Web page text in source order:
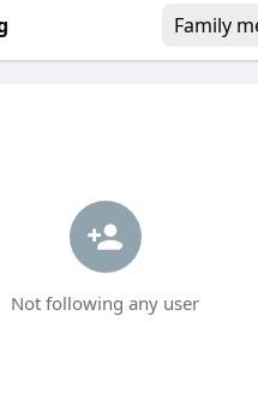
Family
Not following any user